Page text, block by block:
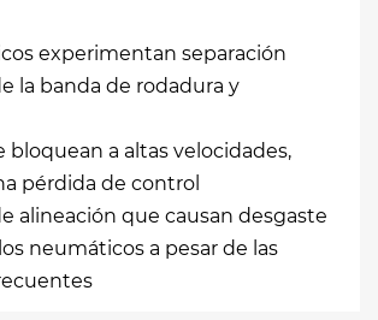
experimentan separación
la banda de rodadura y
bloquean a altas velocidades,
pérdida de control
alineación que causan desgaste
neumáticos a pesar de las